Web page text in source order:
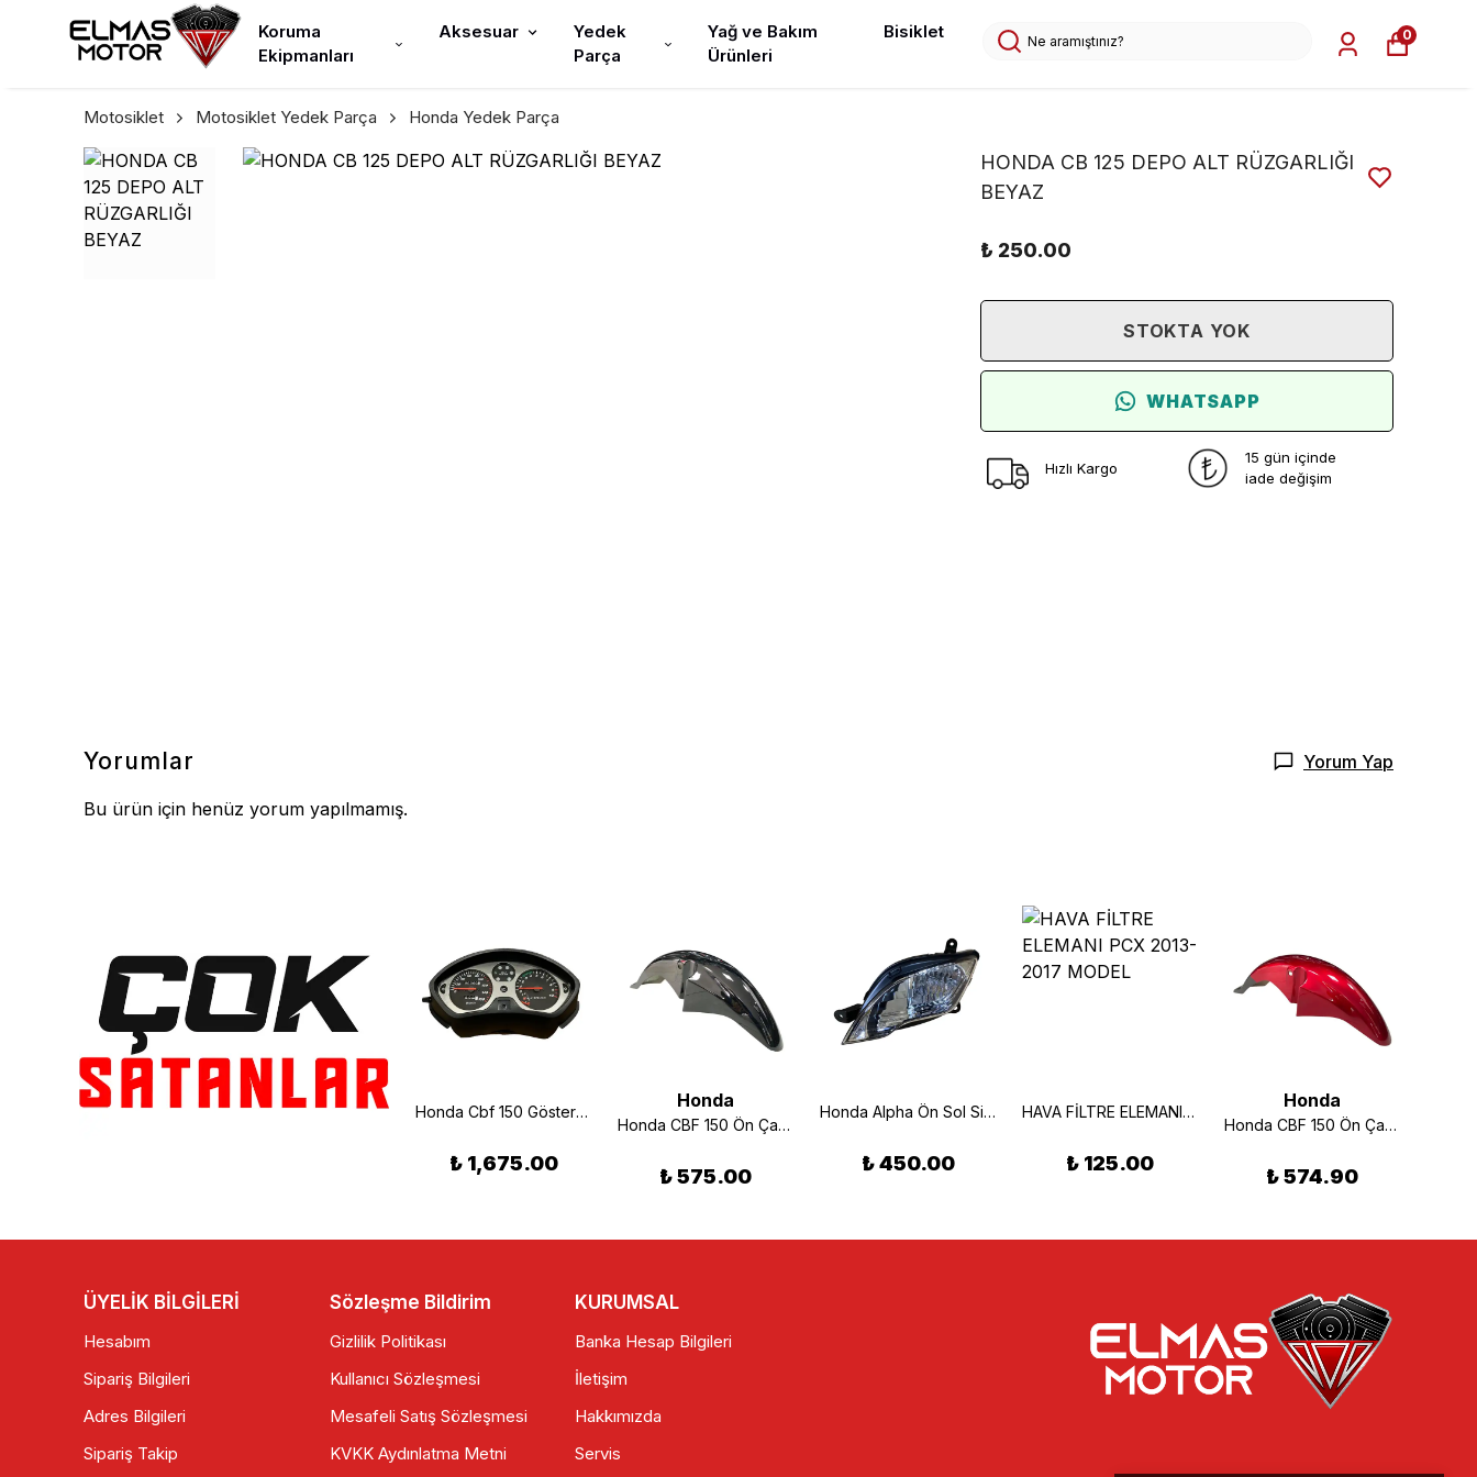
Koruma
Ekipmanları
Aksesuar
Yedek
Parça
Yağ ve Bakım
Ürünleri
Bisiklet 0
Motosiklet Motosiklet Yedek Parça Honda Yedek Parça
HONDA CB 125 DEPO ALT RÜZGARLIĞI
BEYAZ
₺ 250.00
STOKTA YOK
WHATSAPP
Hızlı Kargo
15 gün içinde
iade değişim
Yorumlar Yorum Yap
Bu ürün için henüz yorum yapılmamış.
Honda Cbr 250 Hava Filtre 2011-2014 H1285
EBC
Honda Cbf 150 Gösterge Yeni Model
₺ 1,675.00
Honda
Honda CBF 150 Ön Çamurluk Siyah
₺ 575.00
Honda Alpha Ön Sol Sinyal
₺ 450.00
HAVA FİLTRE ELEMANI PCX 2013-2017 MODEL
₺ 125.00
Honda
Honda CBF 150 Ön Çamurluk Kırmızı
₺ 574.90
ÜYELİK BİLGİLERİ
Hesabım
Sipariş Bilgileri
Adres Bilgileri
Sipariş Takip
Sözleşme Bildirim
Gizlilik Politikası
Kullanıcı Sözleşmesi
Mesafeli Satış Sözleşmesi
KVKK Aydınlatma Metni
KURUMSAL
Banka Hesap Bilgileri
İletişim
Hakkımızda
Servis